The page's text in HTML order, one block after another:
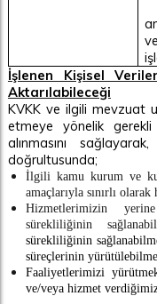
İşlenen Kişisel
Aktarılabileceği
KVKK ve ilgili mevzuat
etmeye yönelik
alınmasını
doğrultusunda;
İlgili kamu kurum ve
amaçlarıyla sınırlı
Hizmetlerimizin
sürekliliğinin
sürekliliğinin
süreçlerinin
Faaliyetlerimizi
ve/veya hizmet